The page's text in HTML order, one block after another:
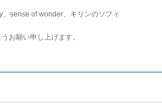
sense of wonder、キリンのソフィ
お願い申し上げます。